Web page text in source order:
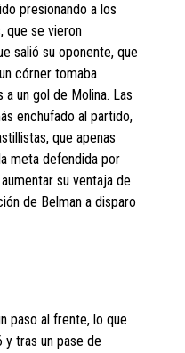
presionando a los
que se vieron
salió su oponente, que
córner tomaba
un gol de Molina. Las
enchufado al partido,
que apenas
meta defendida por
su ventaja de
de Belman a disparo
paso al frente, lo que
y tras un pase de